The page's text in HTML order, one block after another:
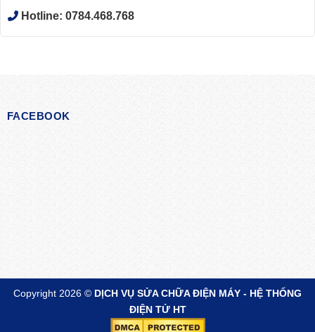
Hotline: 0784.468.768
FACEBOOK
Copyright 2026 © DỊCH VỤ SỬA CHỮA ĐIỆN MÁY - HỆ THỐNG
ĐIỆN TỬ HT